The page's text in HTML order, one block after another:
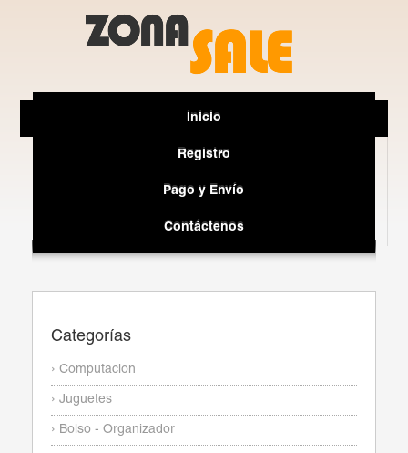
Inicio
Registro
Pago y Envío
Contáctenos
Categorías
› Computacion
› Juguetes
› Bolso - Organizador